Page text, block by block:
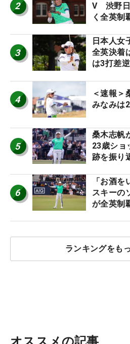
2
V 渋野日
く全英制
3
日本人女
全英決着
は3打差
4
＜速報
みなみは
5
桑木志帆
23歳ショ
跡を振り
6
「お酒
スキーの
が全英制
ランキングをも